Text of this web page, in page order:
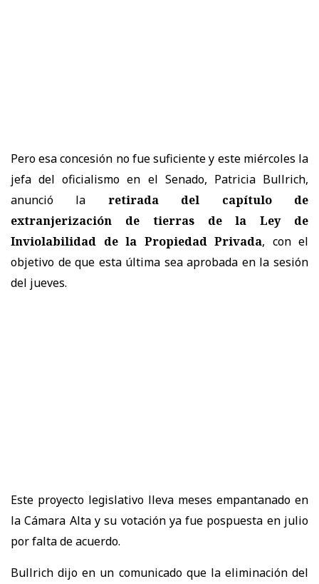
Pero esa concesión no fue suficiente y este miércoles la
jefa del oficialismo en el Senado, Patricia Bullrich,
anunció la retirada del capítulo de
extranjerización de tierras de la Ley de
Inviolabilidad de la Propiedad Privada, con el
objetivo de que esta última sea aprobada en la sesión
del jueves.
Este proyecto legislativo lleva meses empantanado en
la Cámara Alta y su votación ya fue pospuesta en julio
por falta de acuerdo.
Bullrich dijo en un comunicado que la eliminación del